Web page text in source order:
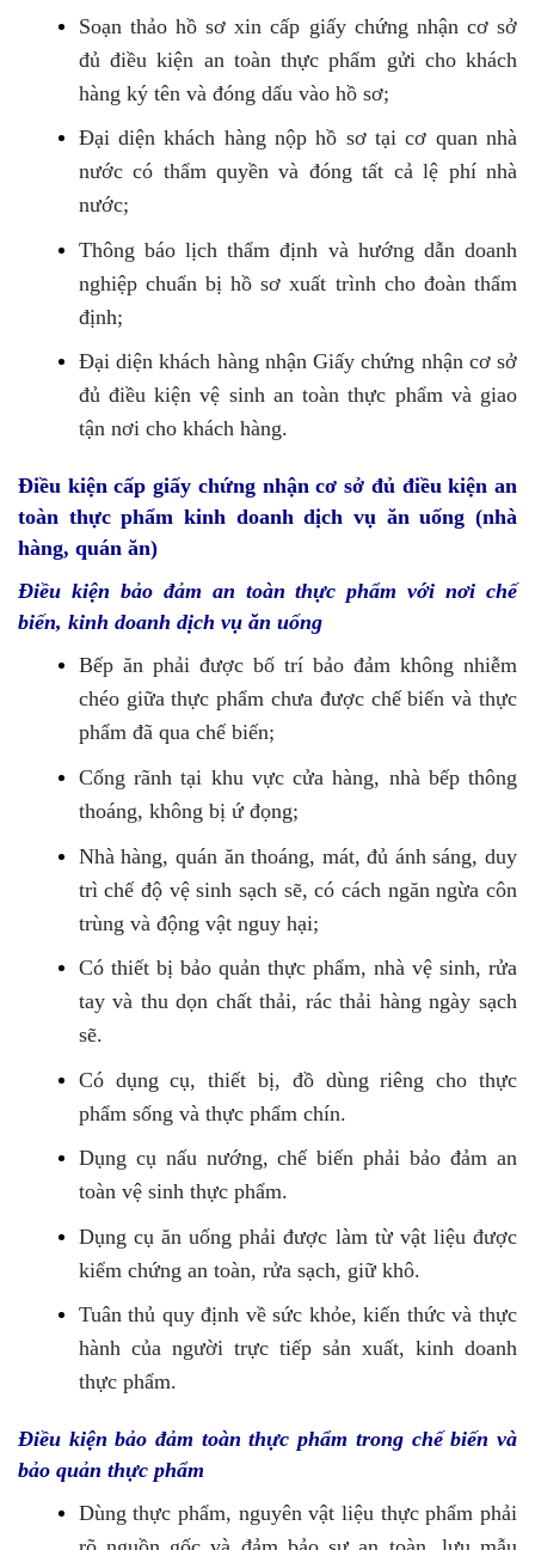
Soạn thảo hồ sơ xin cấp giấy chứng nhận cơ sở
đủ điều kiện an toàn thực phẩm gửi cho khách
hàng ký tên và đóng dấu vào hồ sơ;
Đại diện khách hàng nộp hồ sơ tại cơ quan nhà
nước có thẩm quyền và đóng tất cả lệ phí nhà
nước;
Thông báo lịch thẩm định và hướng dẫn doanh
nghiệp chuẩn bị hồ sơ xuất trình cho đoàn thẩm
định;
Đại diện khách hàng nhận Giấy chứng nhận cơ sở
đủ điều kiện vệ sinh an toàn thực phẩm và giao
tận nơi cho khách hàng.
Điều kiện cấp giấy chứng nhận cơ sở đủ điều kiện an
toàn thực phẩm kinh doanh dịch vụ ăn uống (nhà
hàng, quán ăn)
Điều kiện bảo đảm an toàn thực phẩm với nơi chế
biến, kinh doanh dịch vụ ăn uống
Bếp ăn phải được bố trí bảo đảm không nhiễm
chéo giữa thực phẩm chưa được chế biến và thực
phẩm đã qua chế biến;
Cống rãnh tại khu vực cửa hàng, nhà bếp thông
thoáng, không bị ứ đọng;
Nhà hàng, quán ăn thoáng, mát, đủ ánh sáng, duy
trì chế độ vệ sinh sạch sẽ, có cách ngăn ngừa côn
trùng và động vật nguy hại;
Có thiết bị bảo quản thực phẩm, nhà vệ sinh, rửa
tay và thu dọn chất thải, rác thải hàng ngày sạch
sẽ.
Có dụng cụ, thiết bị, đồ dùng riêng cho thực
phẩm sống và thực phẩm chín.
Dụng cụ nấu nướng, chế biến phải bảo đảm an
toàn vệ sinh thực phẩm.
Dụng cụ ăn uống phải được làm từ vật liệu được
kiểm chứng an toàn, rửa sạch, giữ khô.
Tuân thủ quy định về sức khỏe, kiến thức và thực
hành của người trực tiếp sản xuất, kinh doanh
thực phẩm.
Điều kiện bảo đảm toàn thực phẩm trong chế biến và
bảo quản thực phẩm
Dùng thực phẩm, nguyên vật liệu thực phẩm phải